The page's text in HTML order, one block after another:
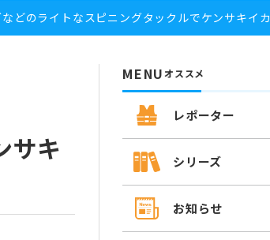
どのライトなスピニングタックルでケンサキイカ
サキ
MENUオススメ
レポーター
シリーズ
お知らせ